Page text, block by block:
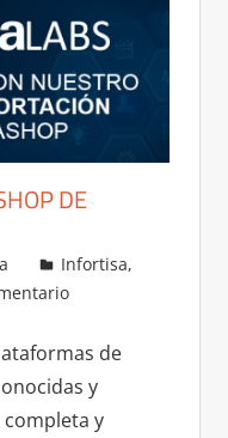
DE
Infortisa,
de
y
completa y